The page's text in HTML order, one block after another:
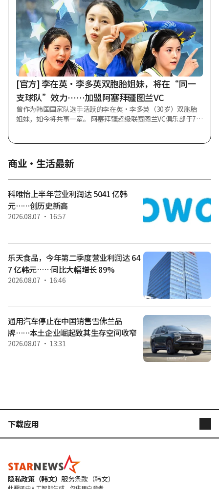
外籍人士提供了性招待。性招待发生在首尔、蔚山、庆尚南道
昌原等地，负责这些比赛的裁判国籍也多种多样，包括日本、
阿拉伯联合酋长国（UAE）、伊朗、乌兹别克斯坦等。 文化体
育观光部在2016年对韩国足协进行审计时确认了上述事实。不
过当时审计结果并未公开，直到审计结束10年后，当年的审计
结果才公之于众。如今这已成为不仅韩国国内，连主要外国媒
体也广泛报道的冲击性话题，全世界正密切关注此事。 根据文
化体育观光部的审计结果，发生裁判接受性招待的比赛包括201
4年巴西世界杯预选赛对阵科威特（2-0
[官方] 李在英·李多英双胞胎姐妹，将在“同一
支球队”效力……加盟阿塞拜疆图兰VC
曾作为韩国国家队选手活跃的李在英·李多英（30岁）双胞胎
姐妹，如今将共事一室。 阿塞拜疆超级联赛图兰VC俱乐部于7日
多英是韩国国家队选手之一，将在新赛季的阿塞拜疆超级联赛
及欧洲赛场上为图兰排球队的成功贡献力量。”随后补充了其
职业生涯、国家队经历及个人获奖履历等内容。此前在宣布签
李在英与李多英双胞胎姐妹在同一支球队并肩作战，距离2021~
2022赛季效力希腊PAOK塞萨洛尼基队时已时隔5年。此前，她
们曾在兴国生命女排队同队效力，后因初中时期曝光校园暴力
延续职业生涯。李在英曾因伤病影响等看似已步入退役程序，
但在经历漫长空白期后，于去年7月突然加盟日本女排维多利亚
姬路俱乐部，实现惊喜复出。随后仅过一个赛季便离开姬路队
的李在英，如今将与双胞胎妹妹一同前往阿塞拜疆赛场
商业·生活最新
科唯怡上半年营业利润达 5041 亿韩
元……创历史新高
2026.08.07 ・ 16:57
乐天食品，今年第二季度营业利润达 64
7 亿韩元……同比大幅增长 89%
2026.08.07 ・ 16:46
通用汽车停止在中国销售雪佛兰品
牌……本土企业崛起致其生存空间收窄
2026.08.07 ・ 13:31
下载应用
STARPOLL
隐私政策（韩文） 服务条款（韩文）